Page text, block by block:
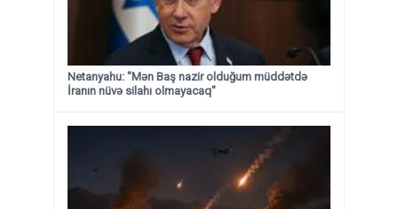
Netanyahu: "Mən Baş nazir olduğum müddətdə
İranın nüvə silahı olmayacaq"